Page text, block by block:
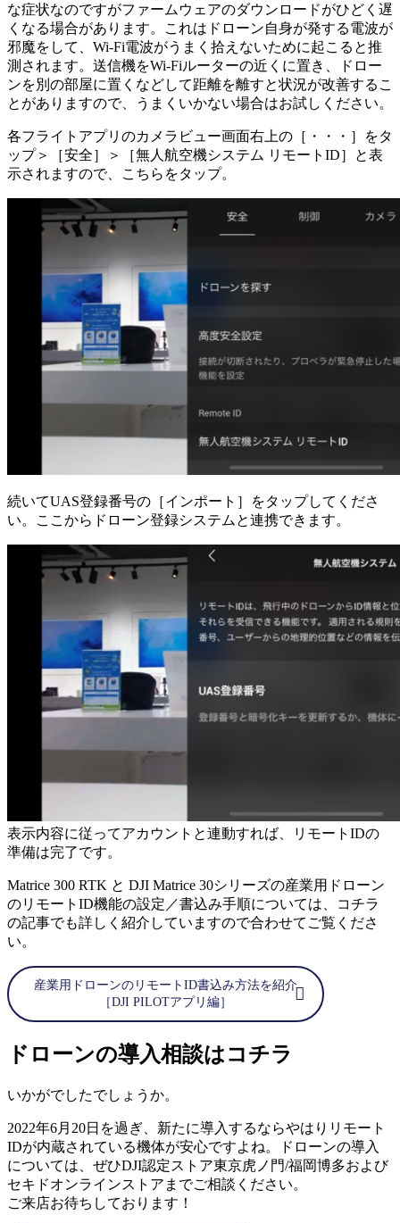
な症状なのですがファームウェアのダウンロードがひどく遅
くなる場合があります。これはドローン自身が発する電波が
邪魔をして、Wi-Fi電波がうまく拾えないために起こると推
測されます。送信機をWi-Fiルーターの近くに置き、ドロー
ンを別の部屋に置くなどして距離を離すと状況が改善するこ
とがありますので、うまくいかない場合はお試しください。
各フライトアプリのカメラビュー画面右上の［・・・］をタ
ップ＞［安全］＞［無人航空機システム リモートID］と表
示されますので、こちらをタップ。
続いてUAS登録番号の［インポート］をタップしてくださ
い。ここからドローン登録システムと連携できます。
表示内容に従ってアカウントと連動すれば、リモートIDの
準備は完了です。
Matrice 300 RTK と DJI Matrice 30シリーズの産業用ドローン
のリモートID機能の設定／書込み手順については、コチラ
の記事でも詳しく紹介していますので合わせてご覧くださ
い。
産業用ドローンのリモートID書込み方法を紹介
［DJI PILOTアプリ編］
ドローンの導入相談はコチラ
いかがでしたでしょうか。
2022年6月20日を過ぎ、新たに導入するならやはりリモート
IDが内蔵されている機体が安心ですよね。ドローンの導入
については、ぜひDJI認定ストア東京虎ノ門/福岡博多および
セキドオンラインストアまでご相談ください。
ご来店お待ちしております！